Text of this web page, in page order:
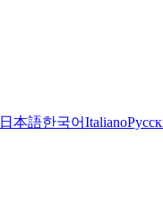
日本語한국어Italiano